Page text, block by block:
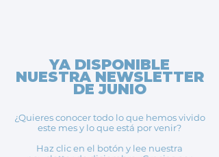
YA DISPONIBLE
NUESTRA NEWSLETTER
DE JUNIO
¿Quieres conocer todo lo que hemos vivido
este mes y lo que está por venir?
Haz clic en el botón y lee nuestra